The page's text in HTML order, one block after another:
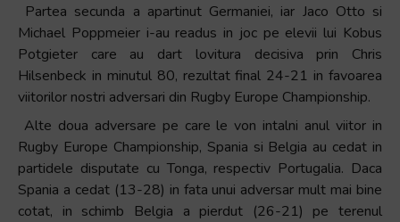
Partea secunda a apartinut Germaniei, iar Jaco Otto si
Michael Poppmeier i-au readus in joc pe elevii lui Kobus
Potgieter care au dart lovitura decisiva prin Chris
Hilsenbeck in minutul 80, rezultat final 24-21 in favoarea
viitorilor nostri adversari din Rugby Europe Championship.
Alte doua adversare pe care le von intalni anul viitor in
Rugby Europe Championship, Spania si Belgia au cedat in
partidele disputate cu Tonga, respectiv Portugalia. Daca
Spania a cedat (13-28) in fata unui adversar mult mai bine
cotat, in schimb Belgia a pierdut (26-21) pe terenul